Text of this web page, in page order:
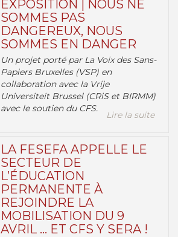
EXPOSITION | NOUS NE
SOMMES PAS
DANGEREUX, NOUS
SOMMES EN DANGER
Un projet porté par La Voix des Sans-
Papiers Bruxelles (VSP) en
collaboration avec la Vrije
Universiteit Brussel (CRiS et BIRMM)
avec le soutien du CFS.
Lire la suite
LA FESEFA APPELLE LE
SECTEUR DE
L’ÉDUCATION
PERMANENTE À
REJOINDRE LA
MOBILISATION DU 9
AVRIL … ET CFS Y SERA !